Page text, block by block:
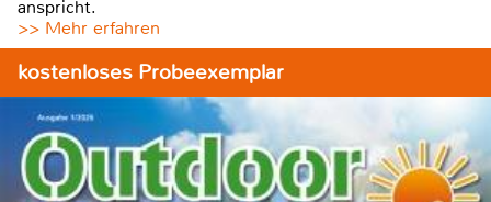
anspricht.
>> Mehr erfahren
kostenloses Probeexemplar